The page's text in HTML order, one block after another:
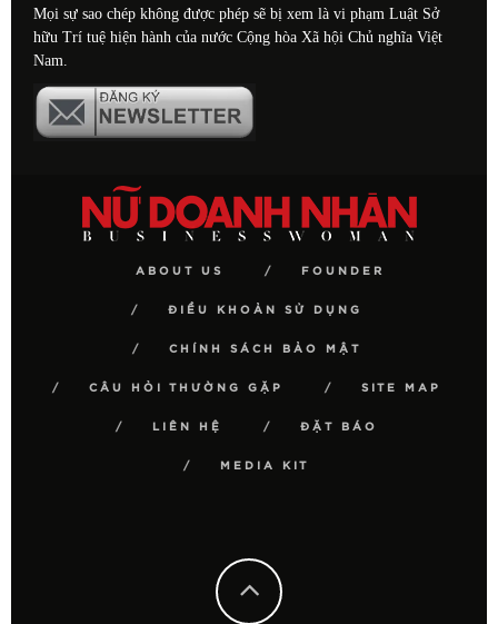
Mọi sự sao chép không được phép sẽ bị xem là vi phạm Luật Sở
hữu Trí tuệ hiện hành của nước Cộng hòa Xã hội Chủ nghĩa Việt
Nam.
ABOUT US FOUNDER
ĐIỀU KHOẢN SỬ DỤNG
CHÍNH SÁCH BẢO MẬT
CÂU HỎI THƯỜNG GẶP SITE MAP
LIÊN HỆ ĐẶT BÁO
MEDIA KIT